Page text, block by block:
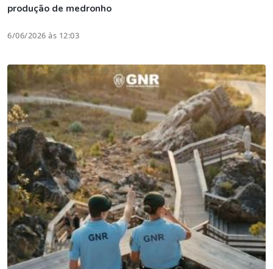
produção de medronho
6/06/2026 às 12:03